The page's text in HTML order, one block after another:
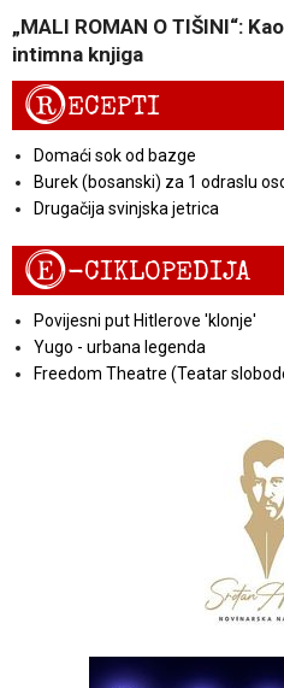
„MALI ROMAN O TIŠINI“:
intimna knjiga
RECEPTI
Domaći sok od bazge
Burek (bosanski) za 1 odraslu
Drugačija svinjska jetrica
E-CIKLOPEDIJA
Povijesni put Hitlerove 'klonje'
Yugo - urbana legenda
Freedom Theatre (Teatar